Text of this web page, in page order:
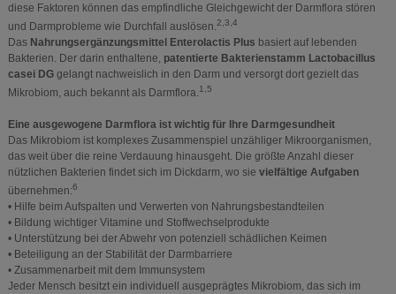
diese Faktoren können das empfindliche Gleichgewicht der Darmflora stören
und Darmprobleme wie Durchfall auslösen.2,3,4
Das Nahrungsergänzungsmittel Enterolactis Plus basiert auf lebenden
Bakterien. Der darin enthaltene, patentierte Bakterienstamm Lactobacillus
casei DGgelangt nachweislich in den Darm und versorgt dort gezielt das
Mikrobiom, auch bekannt als Darmflora.1,5
Eine ausgewogene Darmflora ist wichtig für Ihre Darmgesundheit
Das Mikrobiom ist komplexes Zusammenspiel unzähliger Mikroorganismen,
das weit über die reine Verdauung hinausgeht. Die größte Anzahl dieser
nützlichen Bakterien findet sich im Dickdarm, wo sie vielfältige Aufgaben
übernehmen:6
• Hilfe beim Aufspalten und Verwerten von Nahrungsbestandteilen
• Bildung wichtiger Vitamine und Stoffwechselprodukte
• Unterstützung bei der Abwehr von potenziell schädlichen Keimen
• Beteiligung an der Stabilität der Darmbarriere
• Zusammenarbeit mit dem Immunsystem
Jeder Mensch besitzt ein individuell ausgeprägtes Mikrobiom, das sich im